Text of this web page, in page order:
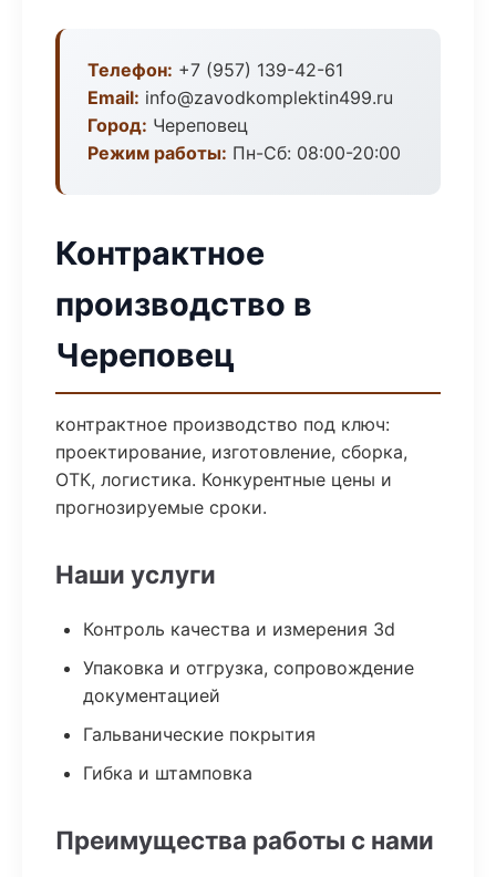
Телефон: +7 (957) 139-42-61
Email: info@zavodkomplektin499.ru
Город: Череповец
Режим работы: Пн-Сб: 08:00-20:00
Контрактное
производство в
Череповец
контрактное производство под ключ:
проектирование, изготовление, сборка,
ОТК, логистика. Конкурентные цены и
прогнозируемые сроки.
Наши услуги
Контроль качества и измерения 3d
Упаковка и отгрузка, сопровождение
документацией
Гальванические покрытия
Гибка и штамповка
Преимущества работы с нами